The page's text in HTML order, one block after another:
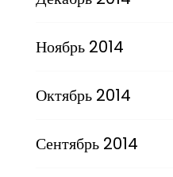
Ноябрь 2014
Октябрь 2014
Сентябрь 2014